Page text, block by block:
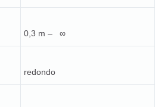
0,3 m – ∞
redondo